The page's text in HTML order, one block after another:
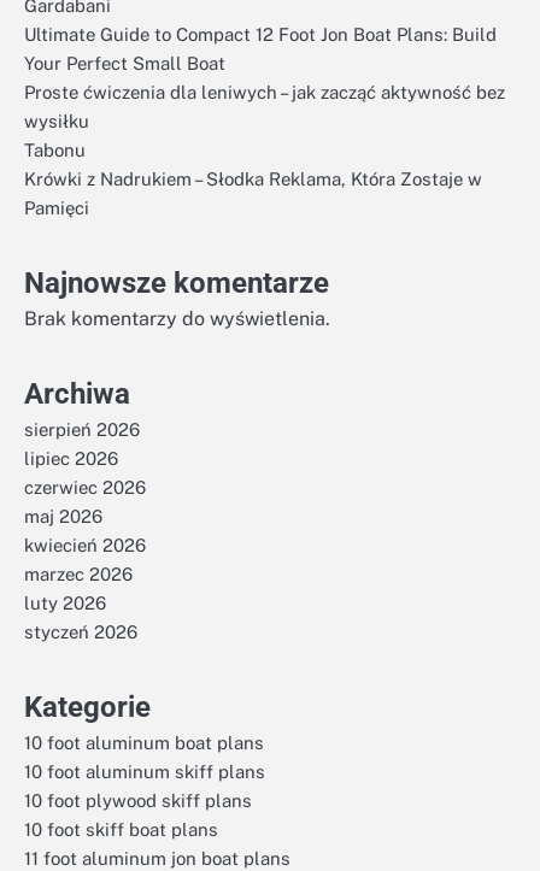
Gardabani
Ultimate Guide to Compact 12 Foot Jon Boat Plans: Build
Your Perfect Small Boat
Proste ćwiczenia dla leniwych – jak zacząć aktywność bez
wysiłku
Tabonu
Krówki z Nadrukiem – Słodka Reklama, Która Zostaje w
Pamięci
Najnowsze komentarze
Brak komentarzy do wyświetlenia.
Archiwa
sierpień 2026
lipiec 2026
czerwiec 2026
maj 2026
kwiecień 2026
marzec 2026
luty 2026
styczeń 2026
Kategorie
10 foot aluminum boat plans
10 foot aluminum skiff plans
10 foot plywood skiff plans
10 foot skiff boat plans
11 foot aluminum jon boat plans